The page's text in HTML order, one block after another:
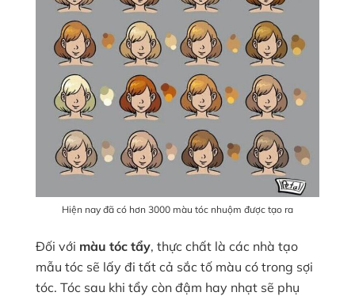
Hiện nay đã có hơn 3000 màu tóc nhuộm được tạo ra
Đối với màu tóc tẩy, thực chất là các nhà tạo
mẫu tóc sẽ lấy đi tất cả sắc tố màu có trong sợi
tóc. Tóc sau khi tẩy còn đậm hay nhạt sẽ phụ